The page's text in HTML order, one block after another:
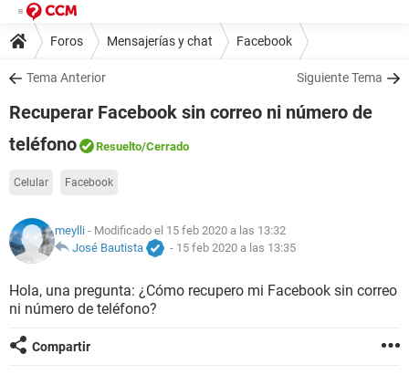
Foros Mensajerías y chat Facebook
Tema Anterior Siguiente Tema
Recuperar Facebook sin correo ni número de
teléfono
Resuelto/Cerrado
Celular Facebook
meylli - Modificado el 15 feb 2020 a las 13:32
José Bautista
- 15 feb 2020 a las 13:35
Hola, una pregunta: ¿Cómo recupero mi Facebook sin correo
ni número de teléfono?
Compartir